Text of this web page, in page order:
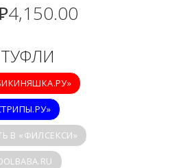
4,150.00
В «ФИЛСЕКСИ»